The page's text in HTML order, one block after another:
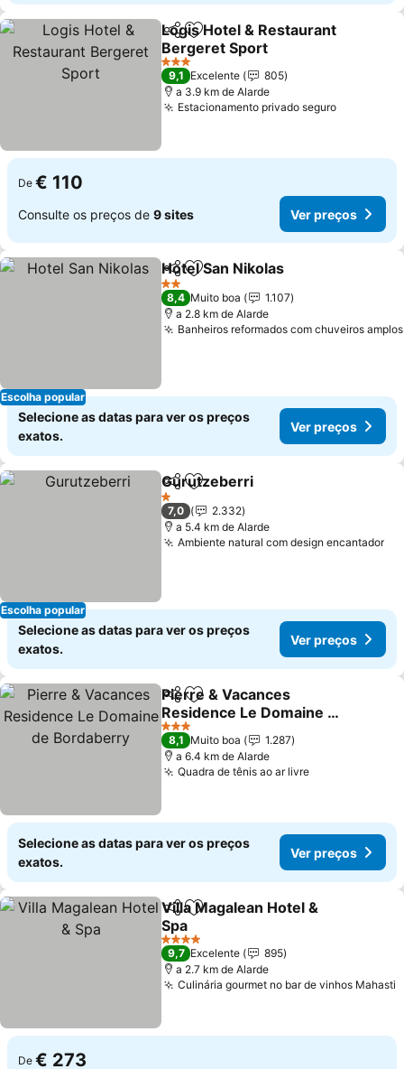
PartilharAdicionar aos favoritos
Logis Hotel & Restaurant
Bergeret Sport
Ver preços
3 Estrelas
9,1 Excelente
805
a 3.9 km de Alarde
Estacionamento privado seguroVer
De € 110
Consulte os preços de 9 sites Ver preços
Escolha popular
PartilharAdicionar aos favoritos
Hotel San Nikolas
2 Estrelas
8,4 Muito boa
1.107
a 2.8 km de Alarde
Banheiros reformados com chuveiros amplos
Selecione as datas para ver os preços
exatos.
Ver preços
Escolha popular
PartilharAdicionar aos favoritos
Gurutzeberri
1 Estrelas
7,0
2.332
a 5.4 km de Alarde
Ambiente natural com design encantador
Selecione as datas para ver os preços
exatos.
Ver preços
PartilharAdicionar aos favoritos
Pierre & Vacances
Residence Le Domaine de
Bordaberry
Ver preços
3 Estrelas
8,1 Muito boa
1.287
a 6.4 km de Alarde
Quadra de tênis ao ar livreVer preços
Selecione as datas para ver os preços
exatos.
Ver preços
PartilharAdicionar aos favoritos
Villa Magalean Hotel &
Spa
Ver preços
4 Estrelas
9,7 Excelente
895
a 2.7 km de Alarde
Culinária gourmet no bar de vinhos Mahasti
De € 273